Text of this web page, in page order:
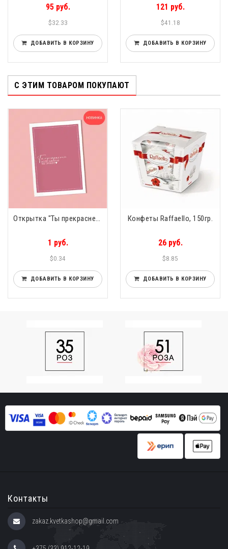
95 руб.
$32.33
ДОБАВИТЬ В КОРЗИНУ
121 руб.
$41.18
ДОБАВИТЬ В КОРЗИНУ
С ЭТИМ ТОВАРОМ ПОКУПАЮТ
Открытка "Ты прекрасней всех цветов на земле"
1 руб.
$0.34
ДОБАВИТЬ В КОРЗИНУ
Конфеты Raffaello, 150гр.
26 руб.
$8.85
ДОБАВИТЬ В КОРЗИНУ
Контакты
zakaz.kvetkashop@gmail.com